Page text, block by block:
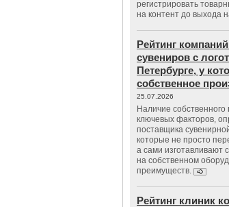
регистрировать
на контент до выхода
Рейтинг
сувениров с
Петербурге, у
собственное
25.07.2026
Наличие
ключевых факторов,
поставщика
которые не просто
а сами изготавливают
на собственном
преимуществ.
Рейтинг клиник